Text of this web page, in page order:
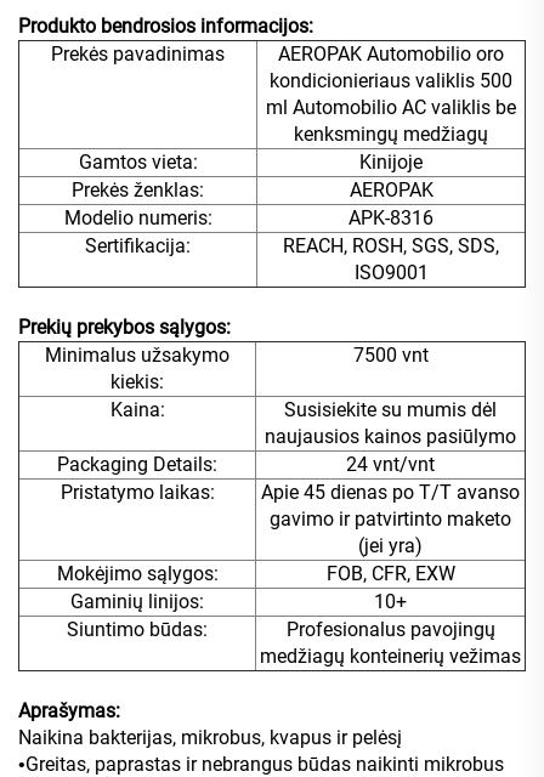
Produkto bendrosios informacijos:
Prekės pavadinimas
AEROPAK Automobilio oro
kondicionieriaus valiklis 500
ml Automobilio AC valiklis be
kenksmingų medžiagų
Gamtos vieta:
Kinijoje
Prekės ženklas:
AEROPAK
Modelio numeris:
APK-8316
Sertifikacija:
REACH, ROSH, SGS, SDS,
ISO9001
Prekių prekybos sąlygos:
Minimalus užsakymo
kiekis:
7500 vnt
Kaina:
Susisiekite su mumis dėl
naujausios kainos pasiūlymo
Packaging Details:
24 vnt/vnt
Pristatymo laikas:
Apie 45 dienas po T/T avanso
gavimo ir patvirtinto maketo
(jei yra)
Mokėjimo sąlygos:
FOB, CFR, EXW
Gaminių linijos:
10+
Siuntimo būdas:
Profesionalus pavojingų
medžiagų konteinerių vežimas
Aprašymas:
Naikina bakterijas, mikrobus, kvapus ir pelėsį
•Greitas, paprastas ir nebrangus būdas naikinti mikrobus